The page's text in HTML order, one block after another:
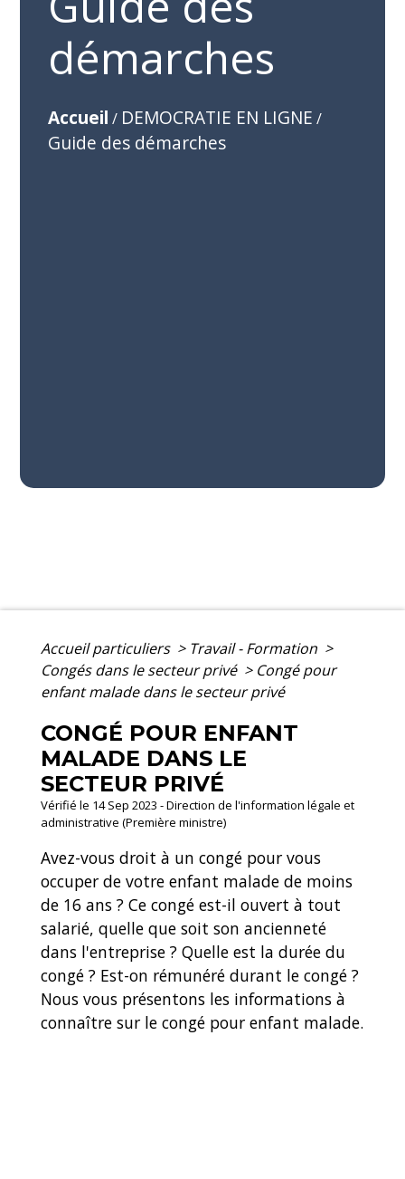
démarches
Accueil / DEMOCRATIE EN LIGNE /
Guide des démarches
Accueil particuliers > Travail - Formation >
Congés dans le secteur privé > Congé pour
enfant malade dans le secteur privé
CONGÉ POUR ENFANT
MALADE DANS LE
SECTEUR PRIVÉ
Vérifié le 14 Sep 2023 - Direction de l'information légale et
administrative (Première ministre)
Avez-vous droit à un congé pour vous
occuper de votre enfant malade de moins
de 16 ans ? Ce congé est-il ouvert à tout
salarié, quelle que soit son ancienneté
dans l'entreprise ? Quelle est la durée du
congé ? Est-on rémunéré durant le congé ?
Nous vous présentons les informations à
connaître sur le congé pour enfant malade.